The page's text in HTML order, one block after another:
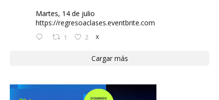
Martes, 14 de julio
https://regresoaclases.eventbrite.com
1 2 X
Cargar más